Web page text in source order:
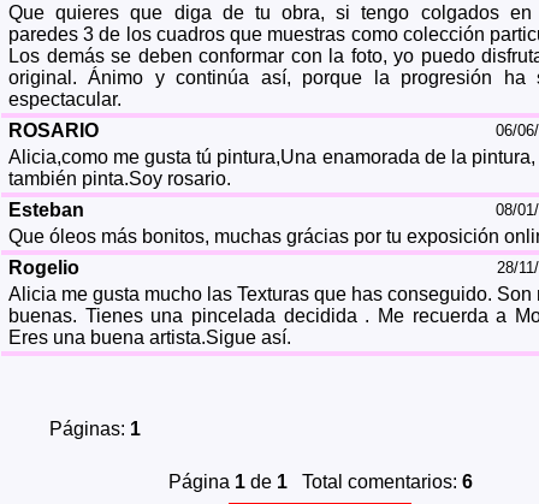
Que quieres que diga de tu obra, si tengo colgados en
paredes 3 de los cuadros que muestras como colección
Los demás se deben conformar con la foto, yo puedo
original. Ánimo y continúa así, porque la progresión ha
espectacular.
ROSARIO
06/
Alicia,como me gusta tú pintura,Una enamorada de la
también pinta.Soy rosario.
Esteban
08/
Que óleos más bonitos, muchas grácias por tu exposición
Rogelio
28/
Alicia me gusta mucho las Texturas que has conseguido. Son
buenas. Tienes una pincelada decidida . Me recuerda a
Eres una buena artista.Sigue así.
Páginas: 1
Página 1de 1 Total comentarios: 6